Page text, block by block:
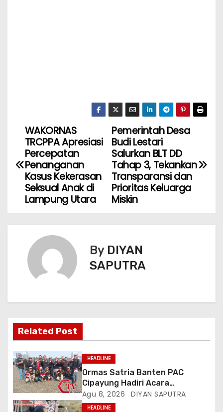
Pemerintah Desa
Budi Lestari
Salurkan BLT DD
Tahap 3, Tekankan
Transparansi dan
Prioritas Keluarga
Miskin
WAKORNAS
TRCPPA Apresiasi
Percepatan
Penanganan
Kasus Kekerasan
Seksual Anak di
Lampung Utara
By DIYAN
SAPUTRA
Related Post
HEADLINE
Ormas Satria Banten PAC
Cipayung Hadiri Acara
Menjelang HUT Ke-81
Kemerdekaan RI Di Silang Monas
Agu 8, 2026 DIYAN SAPUTRA
HEADLINE